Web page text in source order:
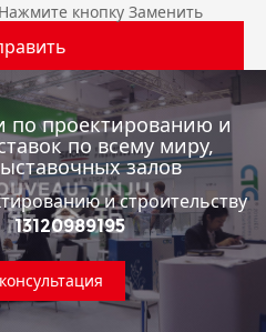
Нажмите кнопку Заменить
по проектированию и
по всему миру,
залов
и строительству
13120989195